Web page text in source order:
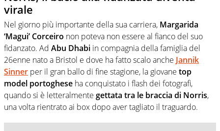
virale
Nel giorno più importante della sua carriera, Margarida
‘Magui’ Corceiro non poteva non essere al fianco del suo
fidanzato. Ad Abu Dhabi in compagnia della famiglia del
26enne nato a Bristol e dove ha fatto scalo anche Jannik
Sinner per il gran ballo di fine stagione, la giovane top
model portoghese ha conquistato i flash dei fotografi,
quando si è letteralmente gettata tra le braccia di Norris,
una volta rientrato ai box dopo aver tagliato il traguardo.